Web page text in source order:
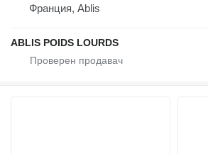
Франция, Ablis
ABLIS POIDS LOURDS